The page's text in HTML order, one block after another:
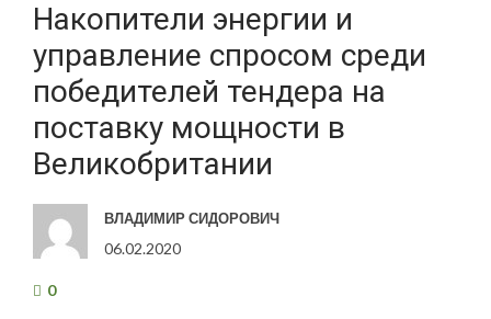
Накопители энергии и
управление спросом среди
победителей тендера на
поставку мощности в
Великобритании
ВЛАДИМИР СИДОРОВИЧ
06.02.2020
0